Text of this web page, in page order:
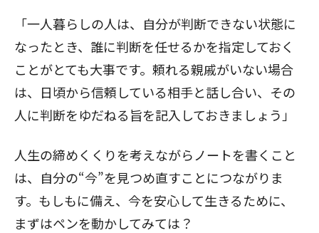
「一人暮らしの人は、自分が判断できない状態に
なったとき、誰に判断を任せるかを指定しておく
ことがとても大事です。頼れる親戚がいない場合
は、日頃から信頼している相手と話し合い、その
人に判断をゆだねる旨を記入しておきましょう」
人生の締めくくりを考えながらノートを書くこと
は、自分の“今”を見つめ直すことにつながりま
す。もしもに備え、今を安心して生きるために、
まずはペンを動かしてみては？